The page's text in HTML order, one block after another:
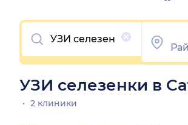
Очистить
УЗИ селезенки в
2 клиники